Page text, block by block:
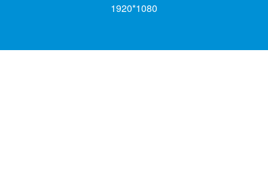
1920*1080